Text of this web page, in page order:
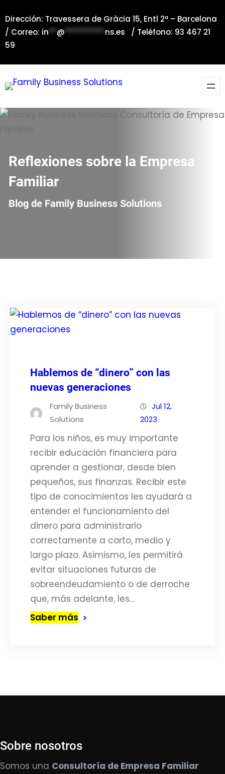
al
contenido
Dirección: Travessera de Gràcia 15, Entl 2ª – Barcelona
/ Correo: in**@**********ns.es / Teléfono: 93 467 21
59
Reflexiones sobre la Empresa
Familiar
Blog de Family Business Solutions
Hablemos de “dinero” con las
nuevas generaciones
Family Business
Solutions
Jul 12,
2023
Para los niños, es muy importante
recibir educación financiera para
aprender a gestionar, desde bien
pequeños, sus finanzas. Recibir este
tipo de conocimientos les ayudará a
entender el funcionamiento del
dinero para administrarlo
correctamente a corto, medio y
largo plazo. Asimismo, les permitirá
evitar situaciones futuras de
sobreendeudamiento o de derroche
que, más adelante, les…
Saber más
Sobre nosotros
Somos una Consultoría de Empresa Familiar